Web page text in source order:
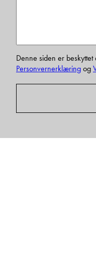
Denne siden er
Personvernerklæringog